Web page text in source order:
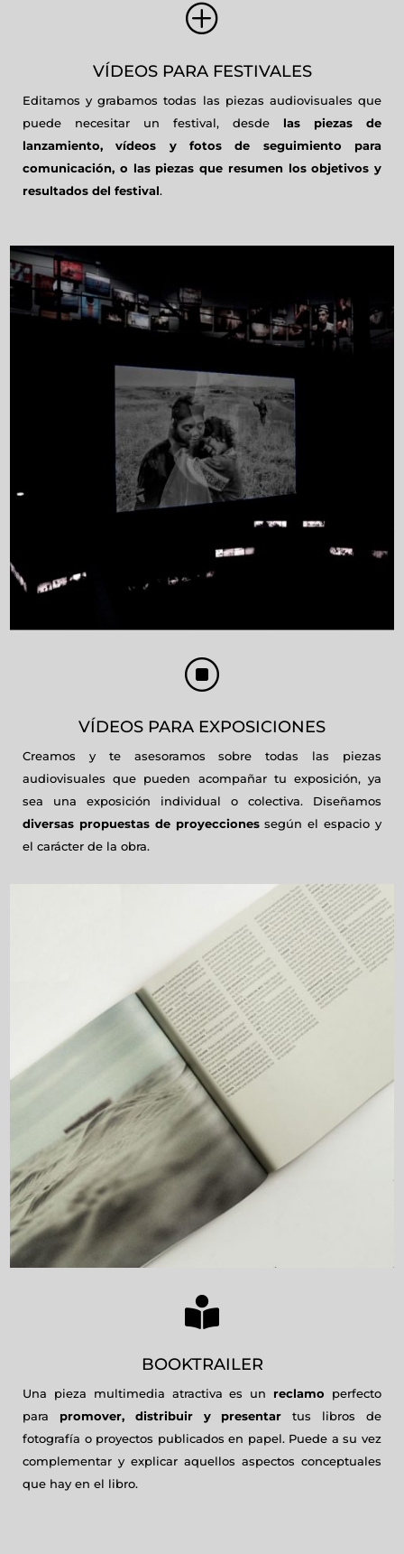
P
VÍDEOS PARA FESTIVALES
Editamos y grabamos todas las piezas audiovisuales que
puede necesitar un festival, desde las piezas de
lanzamiento, vídeos y fotos de seguimiento para
comunicación, o las piezas que resumen los objetivos y
resultados del festival.
]
VÍDEOS PARA EXPOSICIONES
Creamos y te asesoramos sobre todas las piezas
audiovisuales que pueden acompañar tu exposición, ya
sea una exposición individual o colectiva. Diseñamos
diversas propuestas de proyeccionessegún el espacio y
el carácter de la obra.

BOOKTRAILER
Una pieza multimedia atractiva es un reclamo perfecto
para promover, distribuir y presentar tus libros de
fotografía o proyectos publicados en papel. Puede a su vez
complementar y explicar aquellos aspectos conceptuales
que hay en el libro.